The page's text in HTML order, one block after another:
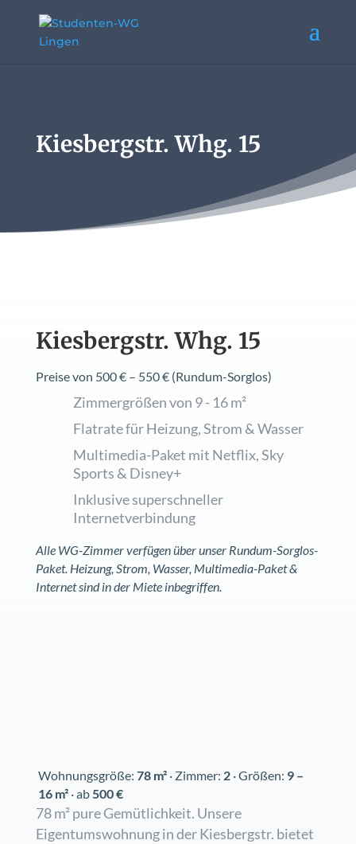
Kiesbergstr. Whg. 15
Kiesbergstr. Whg. 15
Preise von 500 € – 550 € (Rundum-Sorglos)
Zimmergrößen von 9 - 16 m²
Flatrate für Heizung, Strom & Wasser
Multimedia-Paket mit Netflix, Sky
Sports & Disney+
Inklusive superschneller
Internetverbindung
Alle WG-Zimmer verfügen über unser Rundum-Sorglos-
Paket. Heizung, Strom, Wasser, Multimedia-Paket &
Internet sind in der Miete inbegriffen.
78 m² pure Gemütlichkeit. Unsere
Eigentumswohnung in der Kiesbergstr. bietet
Wohnungsgröße:78 m² · Zimmer: 2 · Größen: 9 –
16 m² · ab500 €